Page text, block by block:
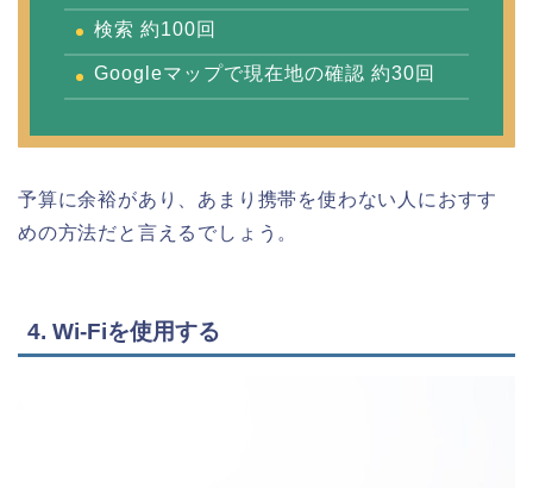
検索 約100回
Googleマップで現在地の確認 約30回
予算に余裕があり、あまり携帯を使わない人におすす
めの方法だと言えるでしょう。
4. Wi-Fiを使用する